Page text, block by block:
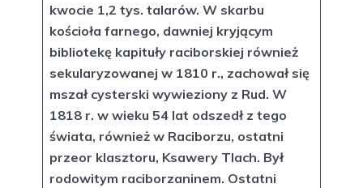
kwocie 1,2 tys. talarów. W skarbu
kościoła farnego, dawniej kryjącym
bibliotekę kapituły raciborskiej również
sekularyzowanej w 1810 r., zachował się
mszał cysterski wywieziony z Rud. W
1818 r. w wieku 54 lat odszedł z tego
świata, również w Raciborzu, ostatni
przeor klasztoru, Ksawery Tlach. Był
rodowitym raciborzaninem. Ostatni